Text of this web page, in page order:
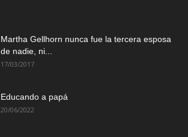
Martha Gellhorn nunca fue la tercera esposa
de nadie, ni...
17/03/2017
Educando a papá
20/06/2022